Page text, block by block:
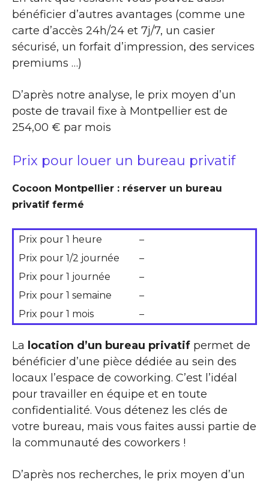
bénéficier d’autres avantages (comme une
carte d’accès 24h/24 et 7j/7, un casier
sécurisé, un forfait d’impression, des services
premiums …)
D’après notre analyse, le prix moyen d’un
poste de travail fixe à Montpellier est de
254,00 € par mois
Prix pour louer un bureau privatif
Cocoon Montpellier : réserver un bureau
privatif fermé
Prix pour 1 heure
–
Prix pour 1/2 journée
–
Prix pour 1 journée
–
Prix pour 1 semaine
–
Prix pour 1 mois
–
La location d’un bureau privatif permet de
bénéficier d’une pièce dédiée au sein des
locaux l’espace de coworking. C’est l’idéal
pour travailler en équipe et en toute
confidentialité. Vous détenez les clés de
votre bureau, mais vous faites aussi partie de
la communauté des coworkers !
D’après nos recherches, le prix moyen d’un